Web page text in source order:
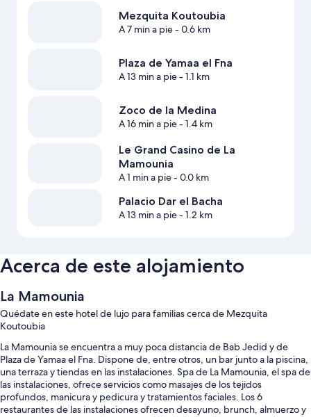
Mezquita Koutoubia
A 7 min a pie- 0.6 km
Plaza de Yamaa el Fna
A 13 min a pie- 1.1 km
Zoco de la Medina
A 16 min a pie- 1.4 km
Le Grand Casino de La
Mamounia
A 1 min a pie- 0.0 km
Palacio Dar el Bacha
A 13 min a pie- 1.2 km
Acerca de este alojamiento
La Mamounia
Quédate en este hotel de lujo para familias cerca de Mezquita
Koutoubia
La Mamounia se encuentra a muy poca distancia de Bab Jedid y de
Plaza de Yamaa el Fna. Dispone de, entre otros, un bar junto a la piscina,
una terraza y tiendas en las instalaciones. Spa de La Mamounia, el spa de
las instalaciones, ofrece servicios como masajes de los tejidos
profundos, manicura y pedicura y tratamientos faciales. Los 6
restaurantes de las instalaciones ofrecen desayuno, brunch, almuerzo y